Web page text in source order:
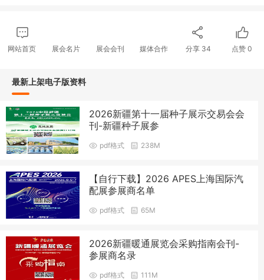
网站首页 展会名片 展会会刊 媒体合作 分享 34 点赞0
最新上架电子版资料
2026新疆第十一届种子展示交易会会
刊-新疆种子展参
pdf格式 238M
【自行下载】2026 APES上海国际汽
配展参展商名单
pdf格式 65M
2026新疆暖通展览会采购指南会刊-
参展商名录
pdf格式 111M